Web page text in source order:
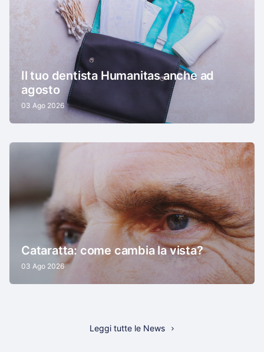
Il tuo dentista Humanitas anche ad
agosto
03 Ago 2026
Cataratta: come cambia la vista?
03 Ago 2026
Leggi tutte le News